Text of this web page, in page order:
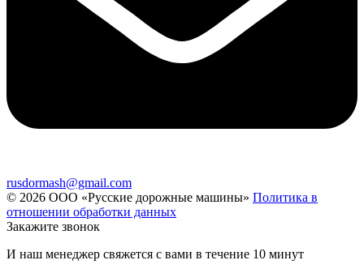
rusdormash@gmail.com
© 2026 ООО «Русские дорожные машины» Политика в
отношении обработки данных
Закажите звонок
И наш менеджер свяжется с вами в течение 10 минут